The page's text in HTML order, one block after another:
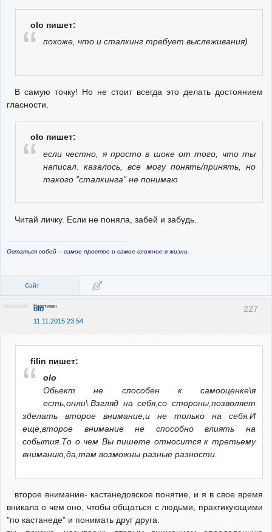
olo пишет:
похоже, что и сталкинг требует выслеживания)
В самую точку! Но не стоит всегда это делать достоянием
гласности.
olo пишет:
если честно, я просто в шоке от того, что ты
написал. казалось, все могу понять/принять, но
такого "сталкинга" не понимаю
Читай личку. Если не поняла, забей и забудь.
Остаться собой – самое простое и самое сложное в жизни.
Сайт
227
olo
11.11.2015 23:54
Неактивен
filin пишет:
olo
Обьект не способен к самооценке\я
есть,онли\.Взгляд на себя,со стороны,позволяет
зделать второе внимание,и не только на себя.И
еще,второе внимание не способно влиять на
события.То о чем Вы пишете относится к третьему
вниманию,да,там возможны разные разности.
второе внимание- кастанедовское понятие, и я в свое время
вникала о чем оно, чтобы общаться с людьми, практикующими
"по кастанеде" и понимать друг друга.